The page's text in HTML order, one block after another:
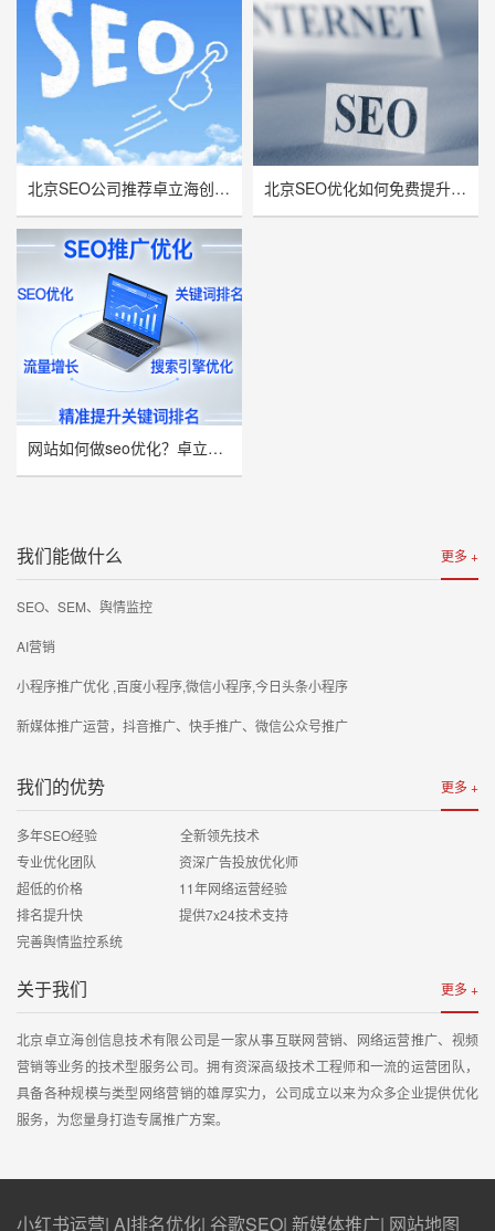
北京SEO公司推荐卓立海创，用技术实力赋能企业线上增长 北京SEO优化如何免费提升网站流量与曝光率？
网站如何做seo优化？卓立海创推荐
更多 +
我们能做什么
SEO、SEM、舆情监控
AI营销
小程序推广优化 ,百度小程序,微信小程序,今日头条小程序
新媒体推广运营，抖音推广、快手推广、微信公众号推广
更多 +
我们的优势
多年SEO经验 全新领先技术
专业优化团队 资深广告投放优化师
超低的价格 11年网络运营经验
排名提升快 提供7x24技术支持
完善舆情监控系统
更多 +
关于我们
北京卓立海创信息技术有限公司是一家从事互联网营销、网络运营推广、视频
营销等业务的技术型服务公司。拥有资深高级技术工程师和一流的运营团队，
具备各种规模与类型网络营销的雄厚实力，公司成立以来为众多企业提供优化
服务，为您量身打造专属推广方案。
小红书运营| AI排名优化| 谷歌SEO| 新媒体推广| 网站地图